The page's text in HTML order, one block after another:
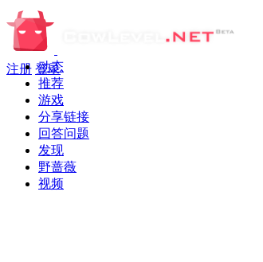
注册 登录
动态
推荐
游戏
分享链接
回答问题
发现
野蔷薇
视频